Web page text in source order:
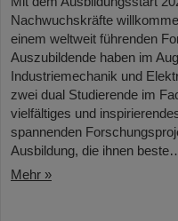
Nachwuchskräfte
einem weltweit führenden
Auszubildende haben im
Industriemechanik und
zwei dual Studierende im
vielfältiges und
spannenden
Ausbildung, die ihnen
Mehr »